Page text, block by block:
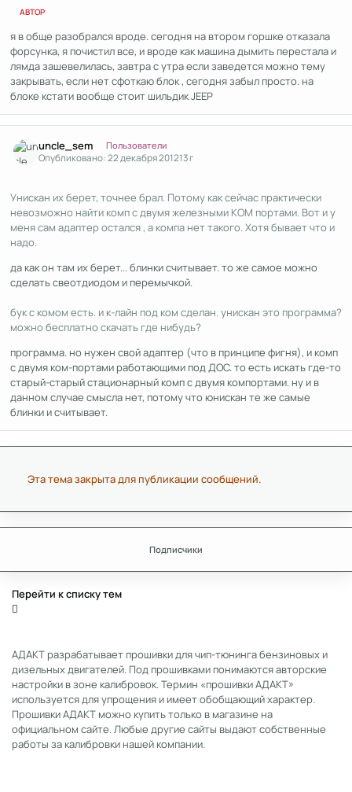
АВТОР
я в обще разобрался вроде. сегодня на втором горшке отказала
форсунка, я почистил все, и вроде как машина дымить перестала и
лямда зашевелилась, завтра с утра если заведется можно тему
закрывать, если нет сфоткаю блок , сегодня забыл просто. на
блоке кстати вообще стоит шильдик JEEP
uncle_sem Пользователи
Опубликовано:22 декабря 201213 г
Унискан их берет, точнее брал. Потому как сейчас практически
невозможно найти комп с двумя железными КОМ портами. Вот и у
меня сам адаптер остался , а компа нет такого. Хотя бывает что и
надо.
да как он там их берет... блинки считывает. то же самое можно
сделать свеотдиодом и перемычкой.
бук с комом есть. и к-лайн под ком сделан. унискан это программа?
можно бесплатно скачать где нибудь?
программа. но нужен свой адаптер (что в принципе фигня), и комп
с двумя ком-портами работающими под ДОС. то есть искать где-то
старый-старый стационарный комп с двумя компортами. ну и в
данном случае смысла нет, потому что юнискан те же самые
блинки и считывает.
Эта тема закрыта для публикации сообщений.
Подписчики
Перейти к списку тем
АДАКТ разрабатывает прошивки для чип-тюнинга бензиновых и
дизельных двигателей. Под прошивками понимаются авторские
настройки в зоне калибровок. Термин «прошивки АДАКТ»
используется для упрощения и имеет обобщающий характер.
Прошивки АДАКТ можно купить только в магазине на
официальном сайте. Любые другие сайты выдают собственные
работы за калибровки нашей компании.